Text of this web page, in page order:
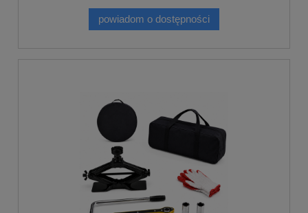
powiadom o dostępności